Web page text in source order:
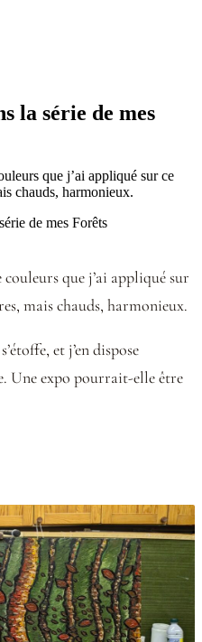
la série de mes
que j’ai appliqué sur ce
chauds, harmonieux.
couleurs que j’ai appliqué sur
mais chauds, harmonieux.
et j’en dispose
Une expo pourrait-elle être